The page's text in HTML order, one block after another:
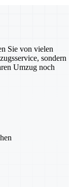
Sie von vielen
sondern
Umzug noch